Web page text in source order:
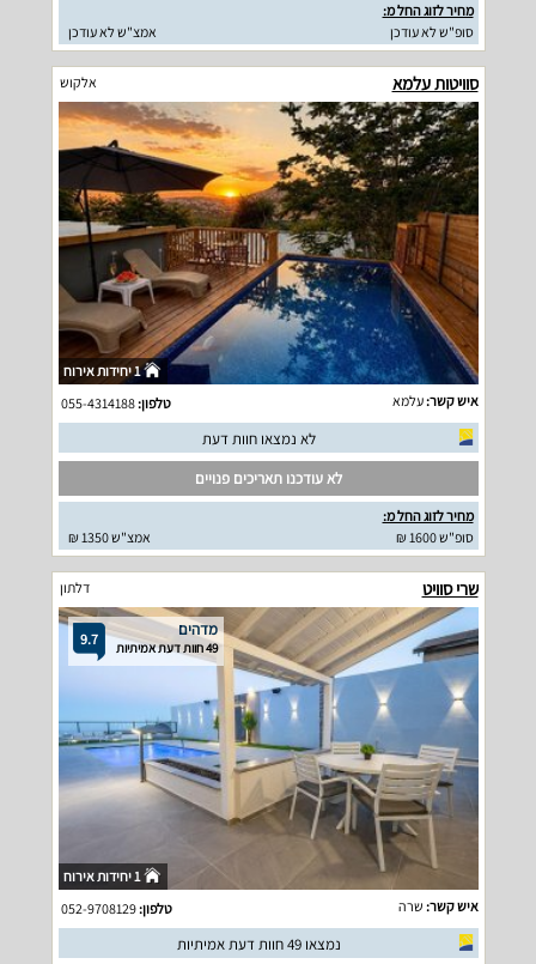
מחיר לזוג החל מ:
סופ"ש לא עודכן
אמצ"ש לא עודכן
סוויטות עלמא אלקוש
1 יחידות אירוח
איש קשר:עלמא טלפון:055-4314188
לא נמצאו חוות דעת
לא עודכנו תאריכים פנויים
מחיר לזוג החל מ:
סופ"ש 1600 ₪
אמצ"ש 1350 ₪
שרי סוויט דלתון
9.7 מדהים
49 חוות דעת אמיתיות
1 יחידות אירוח
איש קשר: שרה טלפון:052-9708129
נמצאו 49 חוות דעת אמיתיות